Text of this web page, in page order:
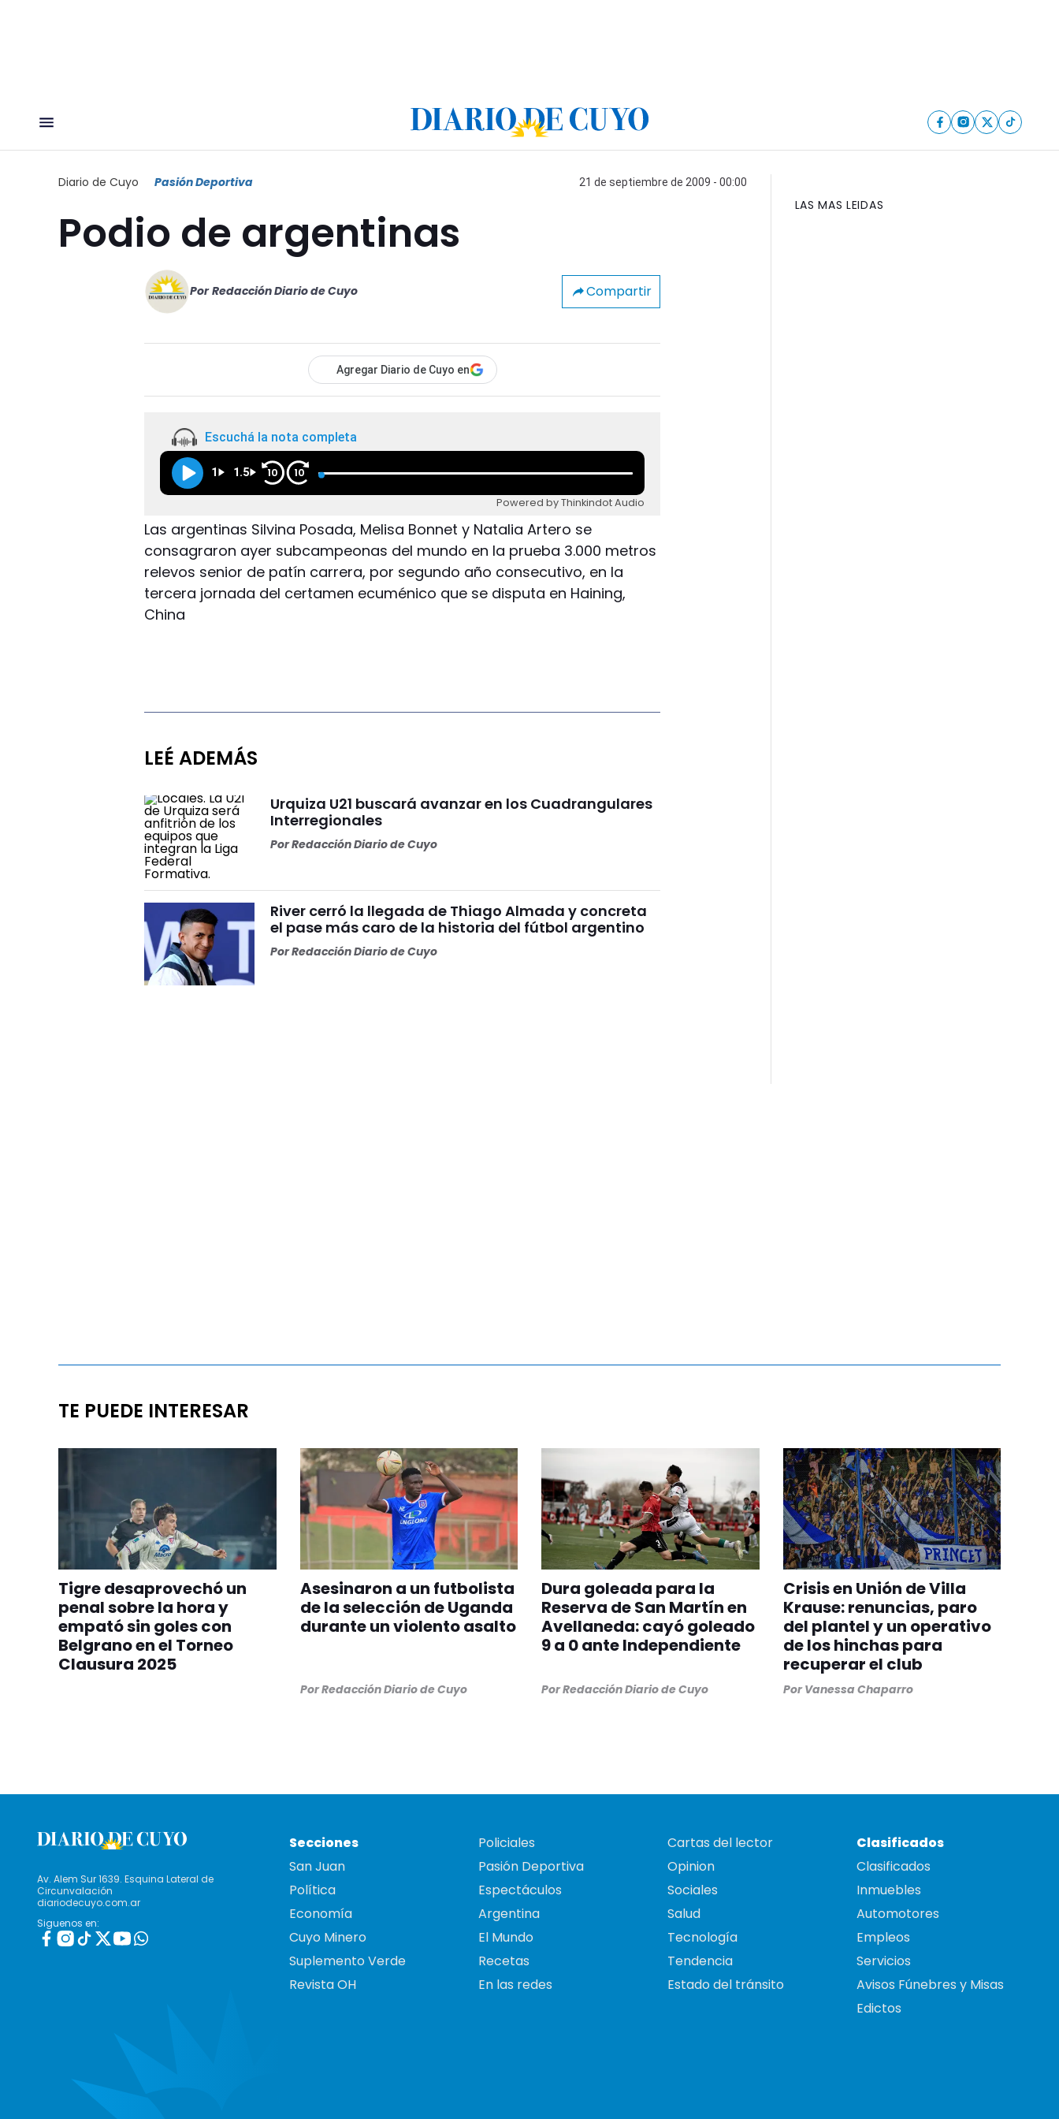
Diario de Cuyo Pasión Deportiva 21 de septiembre de 2009 - 00:00
Podio de argentinas
Por Redacción Diario de Cuyo Compartir
Agregar Diario de Cuyo en
Escuchá la nota completa
1 1.5 10 10
Powered by Thinkindot Audio
Las argentinas Silvina Posada, Melisa Bonnet y Natalia Artero se
consagraron ayer subcampeonas del mundo en la prueba 3.000 metros
relevos senior de patín carrera, por segundo año consecutivo, en la
tercera jornada del certamen ecuménico que se disputa en Haining,
China
LEÉ ADEMÁS
Urquiza U21 buscará avanzar en los Cuadrangulares
Interregionales
PorRedacción Diario de Cuyo
River cerró la llegada de Thiago Almada y concreta
el pase más caro de la historia del fútbol argentino
PorRedacción Diario de Cuyo
LAS MAS LEIDAS
TE PUEDE INTERESAR
Tigre desaprovechó un
penal sobre la hora y
empató sin goles con
Belgrano en el Torneo
Clausura 2025
Asesinaron a un futbolista
de la selección de Uganda
durante un violento asalto
PorRedacción Diario de Cuyo
Dura goleada para la
Reserva de San Martín en
Avellaneda: cayó goleado
9 a 0 ante Independiente
PorRedacción Diario de Cuyo
Crisis en Unión de Villa
Krause: renuncias, paro
del plantel y un operativo
de los hinchas para
recuperar el club
Por Vanessa Chaparro
Av. Alem Sur 1639. Esquina Lateral de
Circunvalación
diariodecuyo.com.ar
Siguenos en:
Secciones
San Juan
Política
Economía
Cuyo Minero
Suplemento Verde
Revista OH
Policiales
Pasión Deportiva
Espectáculos
Argentina
El Mundo
Recetas
En las redes
Cartas del lector
Opinion
Sociales
Salud
Tecnología
Tendencia
Estado del tránsito
Clasificados
Clasificados
Inmuebles
Automotores
Empleos
Servicios
Avisos Fúnebres y Misas
Edictos